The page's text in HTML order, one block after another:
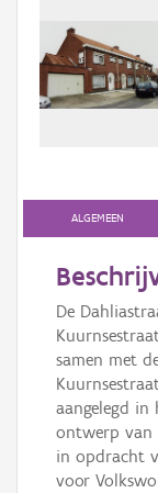
Downloads
Hergebruik
ALGEMEEN
De
samen met
aangelegd in
ontwerp van
in opdracht
voor